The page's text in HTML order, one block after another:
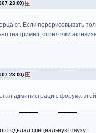
23:00)
Если перерисовывать
(например, стрелочки
23:00)
администрацию форума этой
сделал специальную паузу.